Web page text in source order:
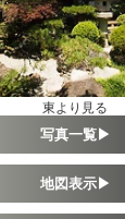
東より見る
写真一覧▶
地図表示▶